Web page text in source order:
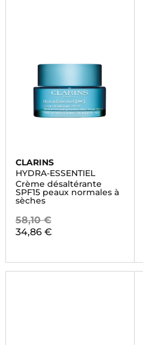
CLARINS
HYDRA-ESSENTIEL
Crème désaltérante
SPF15 peaux normales à
sèches
58,10 €
34,86 €